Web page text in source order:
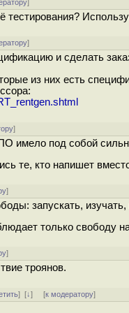
]
и сделать
из них есть
]
имело под собой
те, кто напишет
]
запускать,
только свободу
]
троянов.
][↓] [к модератору]